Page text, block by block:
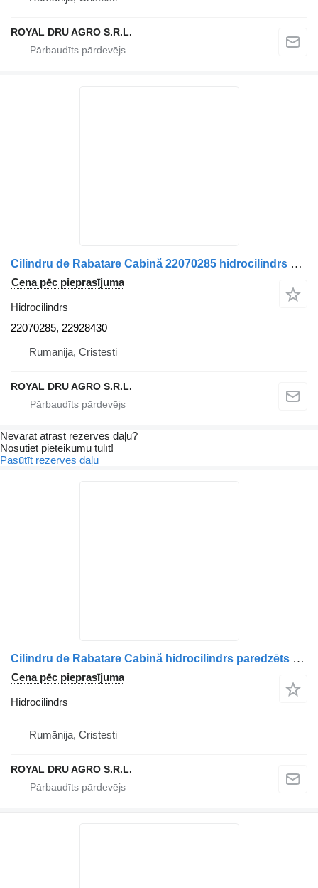
ROYAL DRU AGRO S.R.L.
Cilindru de Rabatare Cabină 22070285 hidrocilindrs paredzēts Volvo 22070285/22928430 kravas automašīnas
Cena pēc pieprasījuma
Hidrocilindrs
22070285, 22928430
Rumānija, Cristesti
ROYAL DRU AGRO S.R.L.
Nevarat atrast rezerves daļu?
Nosūtiet pieteikumu tūlīt!
Pasūtīt rezerves daļu
Cilindru de Rabatare Cabină hidrocilindrs paredzēts Volvo – 1075457, 20409130 kravas automašīnas
Cena pēc pieprasījuma
Hidrocilindrs
Rumānija, Cristesti
ROYAL DRU AGRO S.R.L.